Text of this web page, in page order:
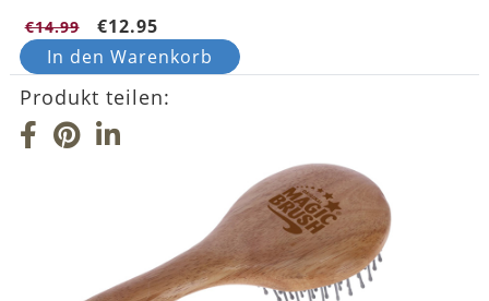
€14.99
€12.95
In den Warenkorb
Produkt teilen: